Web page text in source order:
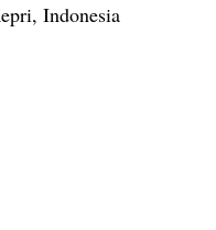
Indonesia